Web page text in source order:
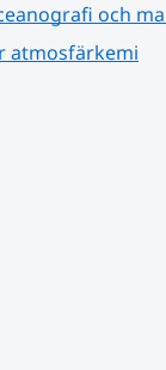
och
atmosfärkemi